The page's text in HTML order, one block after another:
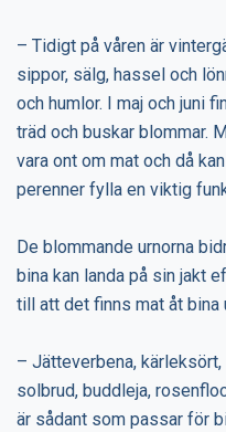
– Tidigt på våren är
sippor, sälg, hassel och
och humlor. I maj och juni
träd och buskar blommar.
vara ont om mat och då
perenner fylla en viktig
De blommande urnorna
bina kan landa på sin jakt
till att det finns mat åt bina
– Jätteverbena,
solbrud, buddleja,
är sådant som passar för